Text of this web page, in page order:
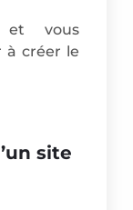
et vous
à créer le
site